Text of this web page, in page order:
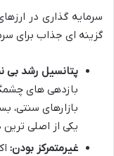
سرمایه گذاری در
گزینه ای جذاب برای
پتانسیل رشد بی
بازدهی های
بازارهای سنتی،
یکی از اصلی
غیرمتمرکز بودن: